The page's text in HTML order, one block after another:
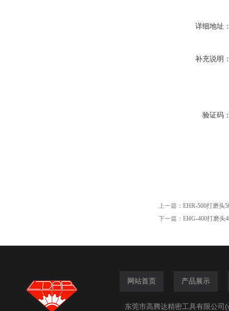
详细地址
补充说明
验证码
上一篇： EHR-500打磨头
下一篇： EHG-400打磨头
网站首页 产品展示
东莞市高腾达精密工具有限公司